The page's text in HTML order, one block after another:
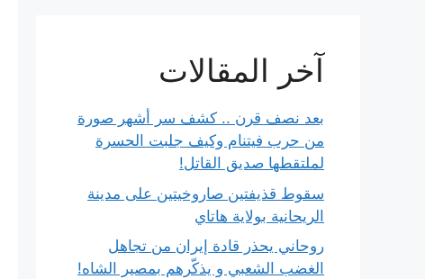
آخر المقالات
بعد نصف قرن .. كشف سر أشهر صورة
من حرب فيتنام وكيف جلبت الحسرة
لملتقطها صديق القاتل!
سقوط قذيفتين صاروخيتين على مدينة
الريحانية بولاية هاتاي
روحاني يحذر قادة إيران من تجاهل
الغضب الشعبي و يذكّرهم بمصير الشاه!